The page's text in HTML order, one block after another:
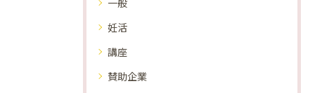
一般
妊活
講座
賛助企業